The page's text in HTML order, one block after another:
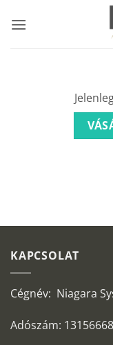
KAPCSOLAT
Cégnév: Niagara
Adószám: